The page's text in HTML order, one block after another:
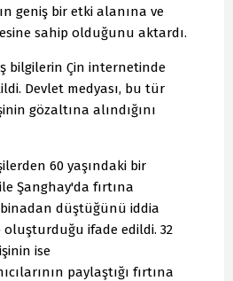
geniş bir etki alanına ve
sahip olduğunu aktardı.
bilgilerin Çin internetinde
Devlet medyası, bu tür
gözaltına alındığını
60 yaşındaki bir
Şanghay'da fırtına
binadan düştüğünü iddia
oluşturduğu ifade edildi. 32
ise
paylaştığı fırtına